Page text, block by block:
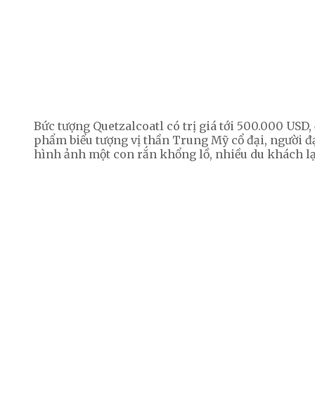
Bức tượng Quetzalcoatl có trị giá tới 500.000
phẩm biểu tượng vị thần Trung Mỹ cổ đại, người
hình ảnh một con rắn khổng lồ, nhiều du khách